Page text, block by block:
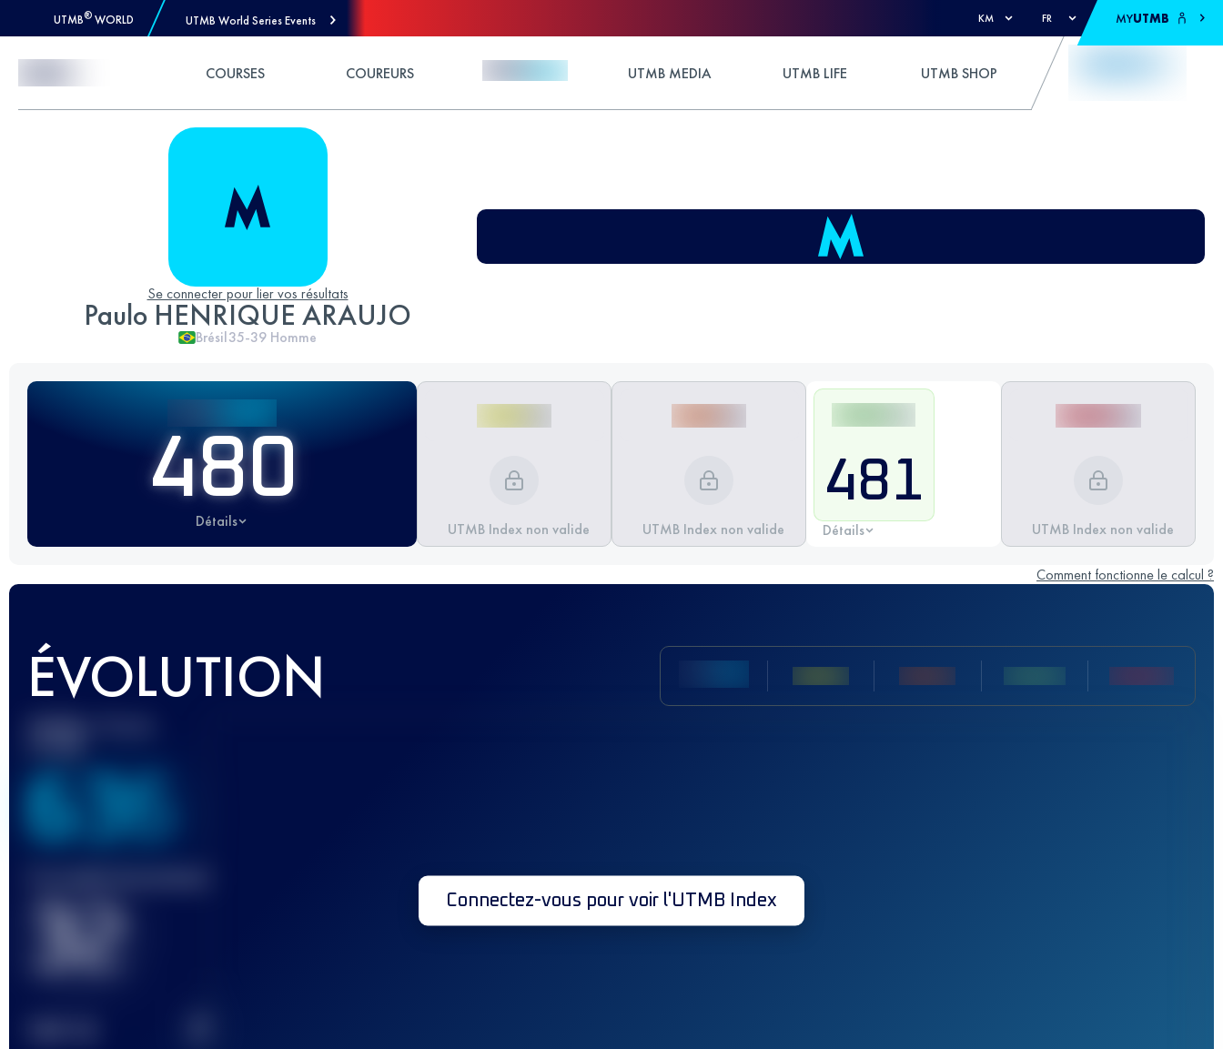
UTMB® WORLD UTMB World Series Events KM FR MYUTMB
COURSES COUREURS UTMB MEDIA UTMB LIFE UTMB SHOP
Se connecter pour lier vos résultats
Paulo HENRIQUE ARAUJO
Brésil35-39 Homme
480
Détails UTMB Index non valide UTMB Index non valide
481
Détails UTMB Index non valide
Comment fonctionne le calcul ?
ÉVOLUTION
Meilleur Score
636
32 Connectez-vous pour voir l'UTMB Index